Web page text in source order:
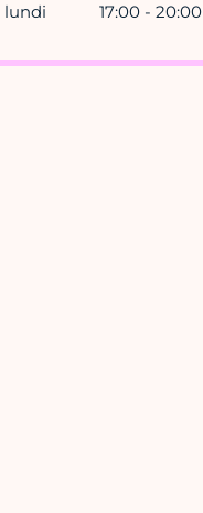
lundi 17:00 - 20:00